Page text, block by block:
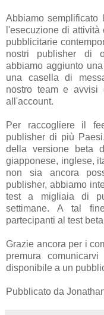
Abbiamo semplificato
l'esecuzione di
pubblicitarie
nostri publisher di
abbiamo aggiunto
una casella di
nostro team e avvisi
all'account.
Per raccogliere il
publisher di più
della versione beta
giapponese, inglese,
non sia ancora
publisher, abbiamo
test a migliaia di
settimane. A tal
partecipanti al test
Grazie ancora per i
premura
disponibile a un
Pubblicato da